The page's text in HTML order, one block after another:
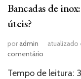
Bancadas de
úteis?
poradmin atualizado
comentário
de
Tempo de leitura: 3